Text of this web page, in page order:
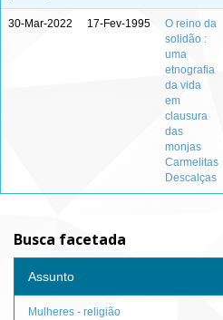
30-Mar-2022 17-Fev-1995
O reino da
solidão :
uma
etnografia
da vida
em
clausura
das
monjas
Carmelitas
Descalças
Busca facetada
Assunto
Mulheres - religião